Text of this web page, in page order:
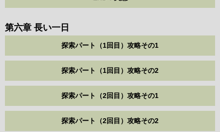
第六章 長い一日
探索パート（1回目）攻略その1
探索パート（1回目）攻略その2
探索パート（2回目）攻略その1
探索パート（2回目）攻略その2